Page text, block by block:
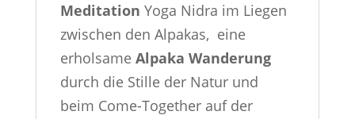
Meditation Yoga Nidra im Liegen
zwischen den Alpakas, eine
erholsame Alpaka Wanderung
durch die Stille der Natur und
beim Come-Together auf der